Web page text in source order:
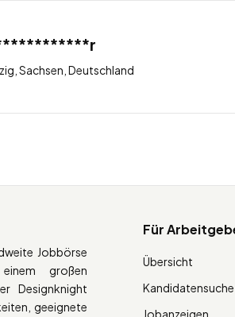
Sachsen, Deutschland
Jobbörse
großen
Designknight
geeignete
Für
Übersicht
Kandidatensuche
Jobanzeigen